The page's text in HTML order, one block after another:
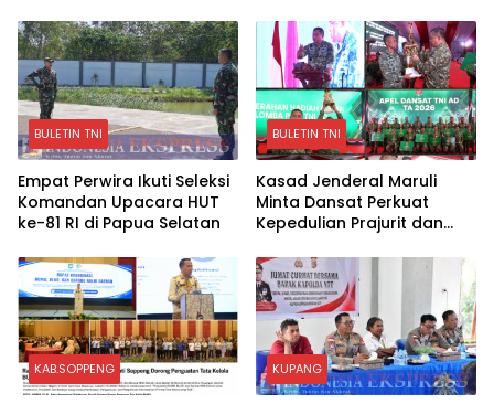
Soppeng Fraksi Golkar
Tetap Berlanjut
BULETIN TNI
Empat Perwira Ikuti Seleksi
Komandan Upacara HUT
ke-81 RI di Papua Selatan
BULETIN TNI
Kasad Jenderal Maruli
Minta Dansat Perkuat
Kepedulian Prajurit dan
Pemerintah
KAB.SOPPENG KUPANG